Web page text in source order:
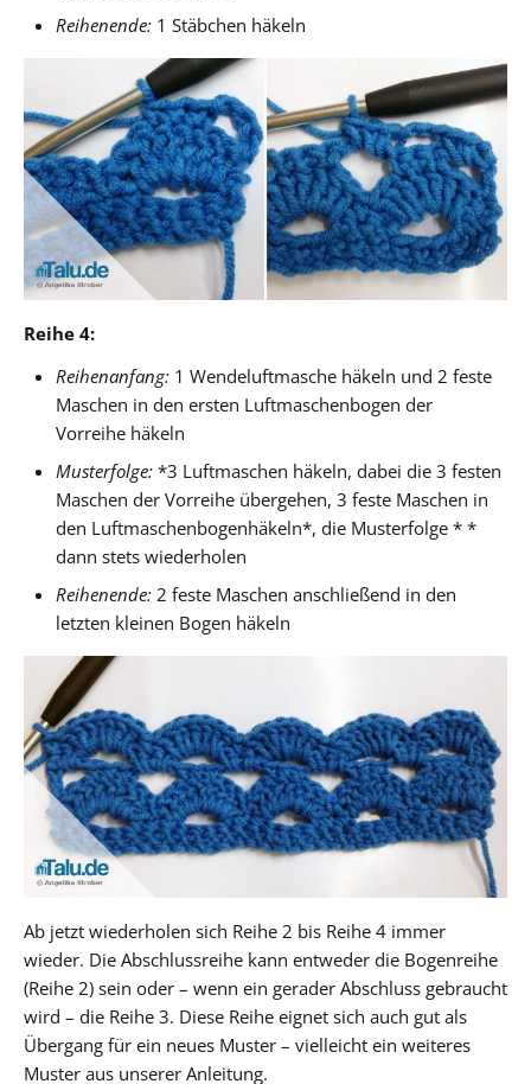
Reihenende: 1 Stäbchen häkeln
Reihe 4:
Reihenanfang: 1 Wendeluftmasche häkeln und 2 feste
Maschen in den ersten Luftmaschenbogen der
Vorreihe häkeln
Musterfolge: *3 Luftmaschen häkeln, dabei die 3 festen
Maschen der Vorreihe übergehen, 3 feste Maschen in
den Luftmaschenbogenhäkeln*, die Musterfolge * *
dann stets wiederholen
Reihenende: 2 feste Maschen anschließend in den
letzten kleinen Bogen häkeln
Ab jetzt wiederholen sich Reihe 2 bis Reihe 4 immer
wieder. Die Abschlussreihe kann entweder die Bogenreihe
(Reihe 2) sein oder – wenn ein gerader Abschluss gebraucht
wird – die Reihe 3. Diese Reihe eignet sich auch gut als
Übergang für ein neues Muster – vielleicht ein weiteres
Muster aus unserer Anleitung.